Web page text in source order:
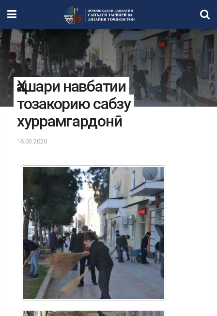
Ҳашари навбатии
тозакорию сабзу
хуррамгардонӣ
16.03.2020